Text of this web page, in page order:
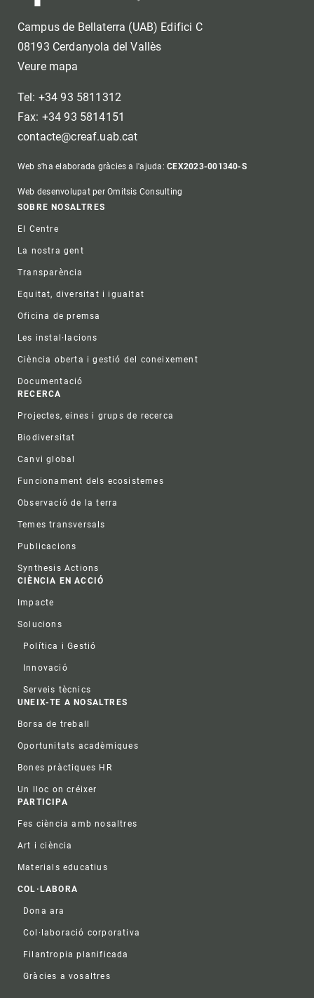
Campus de Bellaterra (UAB) Edifici C
08193 Cerdanyola del Vallès
Veure mapa
Tel: +34 93 5811312
Fax: +34 93 5814151
contacte@creaf.uab.cat
Web s'ha elaborada gràcies a l'ajuda:CEX2023-001340-S
Web desenvolupat per Omitsis Consulting
Footer
SOBRE NOSALTRES
El Centre
La nostra gent
Transparència
Equitat, diversitat i igualtat
Oficina de premsa
Les instal·lacions
Ciència oberta i gestió del coneixement
Documentació
RECERCA
Projectes, eines i grups de recerca
Biodiversitat
Canvi global
Funcionament dels ecosistemes
Observació de la terra
Temes transversals
Publicacions
Synthesis Actions
CIÈNCIA EN ACCIÓ
Impacte
Solucions
Política i Gestió
Innovació
Serveis tècnics
UNEIX-TE A NOSALTRES
Borsa de treball
Oportunitats acadèmiques
Bones pràctiques HR
Un lloc on créixer
PARTICIPA
Fes ciència amb nosaltres
Art i ciència
Materials educatius
COL·LABORA
Dona ara
Col·laboració corporativa
Filantropia planificada
Gràcies a vosaltres